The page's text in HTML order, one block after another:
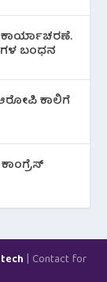
ಕಾರ್ಯಾಚರಣೆ.
ಬಂಧನ
ಕಾಲಿಗೆ
| Contact for